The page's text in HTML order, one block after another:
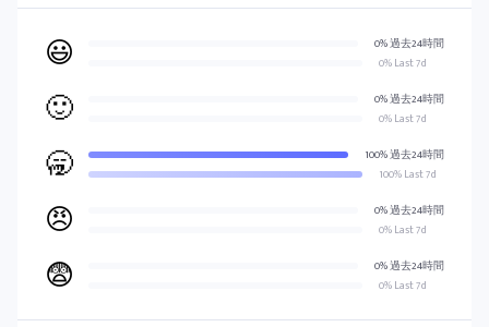
😃
0% 過去24時間
0% Last 7d
🙂
0% 過去24時間
0% Last 7d
🥱
100% 過去24時間
100% Last 7d
😠
0% 過去24時間
0% Last 7d
😨
0% 過去24時間
0% Last 7d